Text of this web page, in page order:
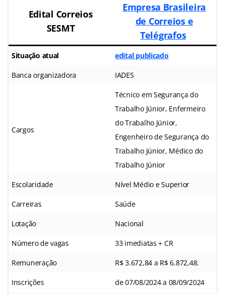
Edital Correios
SESMT
Empresa Brasileira
de Correios e
Telégrafos
Situação atual edital publicado
Banca organizadora IADES
Cargos
Técnico em Segurança do
Trabalho Júnior, Enfermeiro
do Trabalho Júnior,
Engenheiro de Segurança do
Trabalho Júnior, Médico do
Trabalho Júnior
Escolaridade Nível Médio e Superior
Carreiras Saúde
Lotação Nacional
Número de vagas 33 imediatas + CR
Remuneração R$ 3.672,84 a R$ 6.872,48.
Inscrições de 07/08/2024 a 08/09/2024